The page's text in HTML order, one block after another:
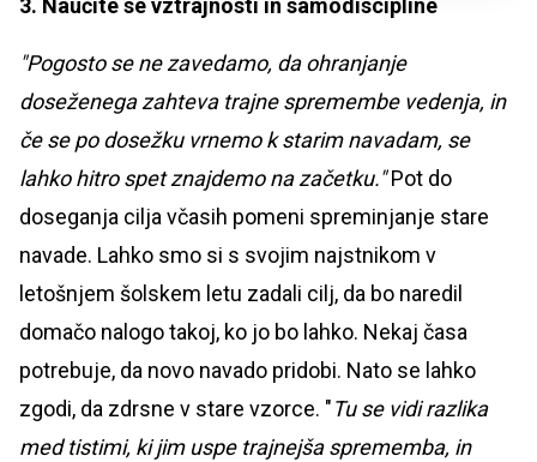
3. Naučite se vztrajnosti in samodiscipline
"Pogosto se ne zavedamo, da ohranjanje
doseženega zahteva trajne spremembe vedenja, in
če se po dosežku vrnemo k starim navadam, se
lahko hitro spet znajdemo na začetku."Pot do
doseganja cilja včasih pomeni spreminjanje stare
navade. Lahko smo si s svojim najstnikom v
letošnjem šolskem letu zadali cilj, da bo naredil
domačo nalogo takoj, ko jo bo lahko. Nekaj časa
potrebuje, da novo navado pridobi. Nato se lahko
zgodi, da zdrsne v stare vzorce. "Tu se vidi razlika
med tistimi, ki jim uspe trajnejša sprememba, in